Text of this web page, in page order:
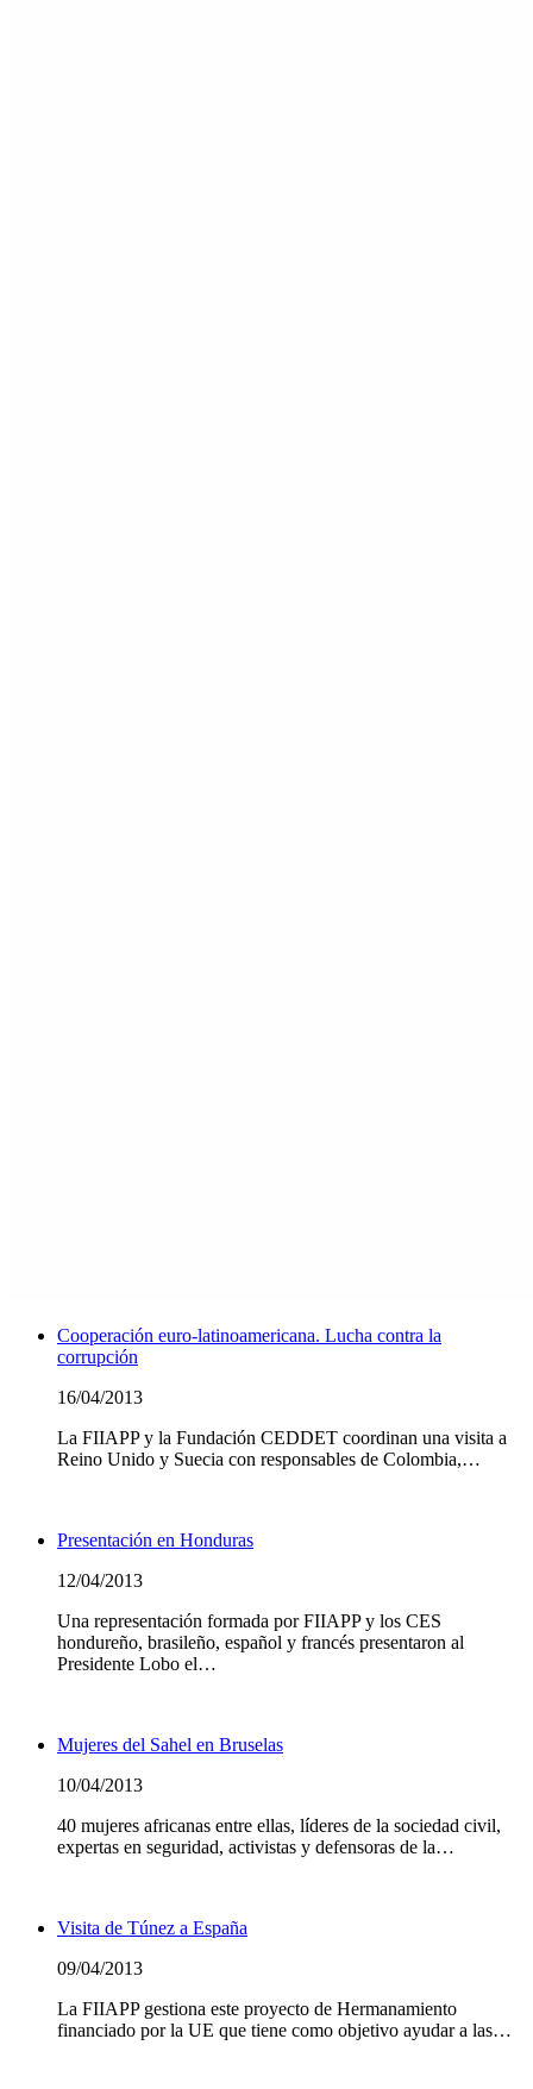
Cooperación euro-latinoamericana. Lucha contra la
corrupción
16/04/2013
La FIIAPP y la Fundación CEDDET coordinan una visita a
Reino Unido y Suecia con responsables de Colombia,…
Presentación en Honduras
12/04/2013
Una representación formada por FIIAPP y los CES
hondureño, brasileño, español y francés presentaron al
Presidente Lobo el…
Mujeres del Sahel en Bruselas
10/04/2013
40 mujeres africanas entre ellas, líderes de la sociedad civil,
expertas en seguridad, activistas y defensoras de la…
Visita de Túnez a España
09/04/2013
La FIIAPP gestiona este proyecto de Hermanamiento
financiado por la UE que tiene como objetivo ayudar a las…